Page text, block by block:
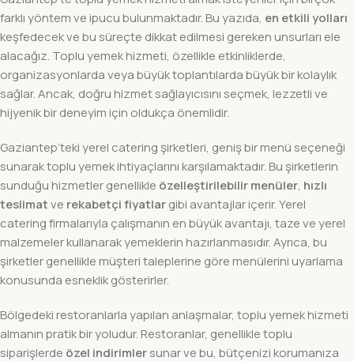
farklı yöntem ve ipucu bulunmaktadır. Bu yazıda, en etkili yolları
keşfedecek ve bu süreçte dikkat edilmesi gereken unsurları ele
alacağız. Toplu yemek hizmeti, özellikle etkinliklerde,
organizasyonlarda veya büyük toplantılarda büyük bir kolaylık
sağlar. Ancak, doğru hizmet sağlayıcısını seçmek, lezzetli ve
hijyenik bir deneyim için oldukça önemlidir.
Gaziantep’teki yerel catering şirketleri, geniş bir menü seçeneği
sunarak toplu yemek ihtiyaçlarını karşılamaktadır. Bu şirketlerin
sunduğu hizmetler genellikle özelleştirilebilir menüler, hızlı
teslimatve rekabetçi fiyatlargibi avantajlar içerir. Yerel
catering firmalarıyla çalışmanın en büyük avantajı, taze ve yerel
malzemeler kullanarak yemeklerin hazırlanmasıdır. Ayrıca, bu
şirketler genellikle müşteri taleplerine göre menülerini uyarlama
konusunda esneklik gösterirler.
Bölgedeki restoranlarla yapılan anlaşmalar, toplu yemek hizmeti
almanın pratik bir yoludur. Restoranlar, genellikle toplu
siparişlerde özel indirimlersunar ve bu, bütçenizi korumanıza